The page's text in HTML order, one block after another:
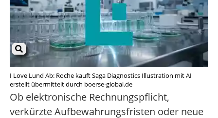
I Love Lund Ab: Roche kauft Saga Diagnostics Illustration mit AI
erstellt übermittelt durch boerse-global.de
Ob elektronische Rechnungspflicht,
verkürzte Aufbewahrungsfristen oder neue